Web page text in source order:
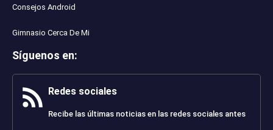
Consejos Android
Gimnasio Cerca De Mi
Síguenos en:
Redes sociales
Recibe las últimas noticias en las redes sociales antes